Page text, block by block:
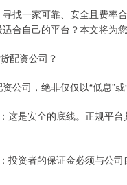
找一家可靠、安全且费率
合自己的平台？本文将为
配资公司？
公司，绝非仅仅以“低息”
这是安全的底线。正规平
投资者的保证金必须与公